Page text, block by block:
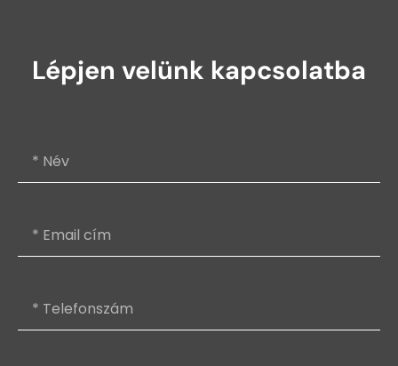
Lépjen velünk kapcsolatba